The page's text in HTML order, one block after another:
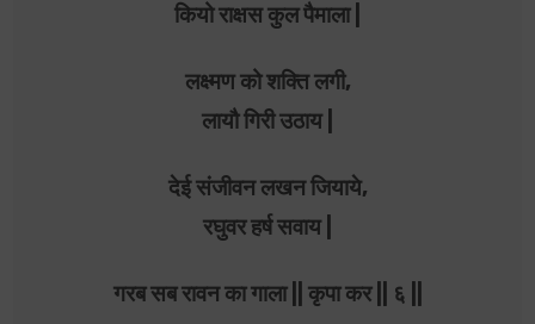
कियो राक्षस कुल पैमाला |
लक्ष्मण को शक्ति लगी,
लायौ गिरी उठाय |
देई संजीवन लखन जियाये,
रघुवर हर्ष सवाय |
गरब सब रावन का गाला || कृपा कर || ६ ||